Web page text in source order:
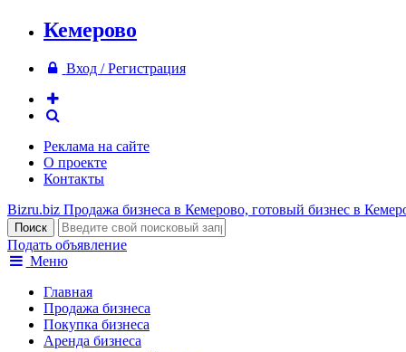
Кемерово
Вход / Регистрация
Реклама на сайте
О проекте
Контакты
Bizru.biz Продажа бизнеса в Кемерово, готовый бизнес в
Подать объявление
Меню
Главная
Продажа бизнеса
Покупка бизнеса
Аренда бизнеса